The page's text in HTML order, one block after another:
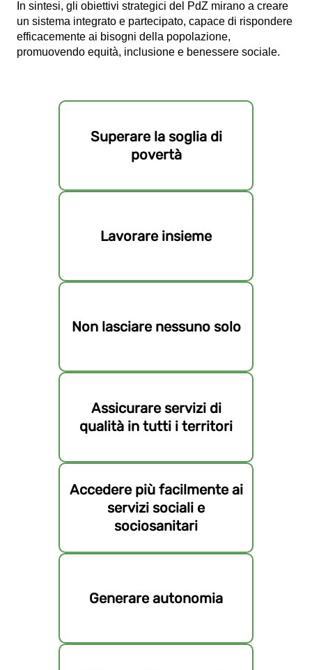
In sintesi, gli obiettivi strategici del PdZ mirano a creare
un sistema integrato e partecipato, capace di rispondere
efficacemente ai bisogni della popolazione,
promuovendo equità, inclusione e benessere sociale.
Superare la soglia di
povertà
Lavorare insieme
Non lasciare nessuno solo
Assicurare servizi di
qualità in tutti i territori
Accedere più facilmente ai
servizi sociali e
sociosanitari
Generare autonomia